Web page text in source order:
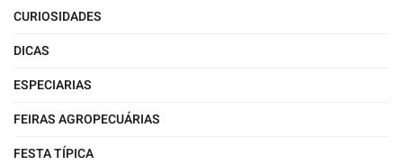
CURIOSIDADES
DICAS
ESPECIARIAS
FEIRAS AGROPECUÁRIAS
FESTA TÍPICA